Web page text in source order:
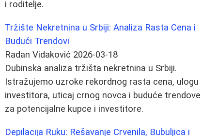
i roditelje.
Tržište Nekretnina u Srbiji: Analiza Rasta Cena i
Budući Trendovi
Radan Vidaković 2026-03-18
Dubinska analiza tržišta nekretnina u Srbiji.
Istražujemo uzroke rekordnog rasta cena, ulogu
investitora, uticaj crnog novca i buduće trendove
za potencijalne kupce i investitore.
Depilacija Ruku: Rešavanje Crvenila, Bubuljica i